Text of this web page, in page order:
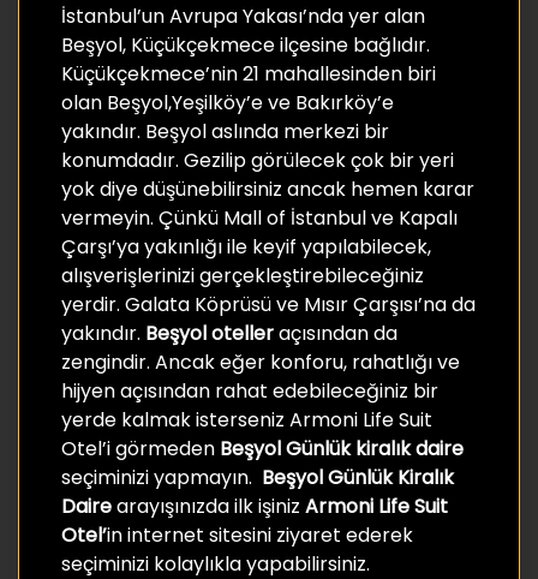
İstanbul’un Avrupa Yakası’nda yer alan
Beşyol, Küçükçekmece ilçesine bağlıdır.
Küçükçekmece’nin 21 mahallesinden biri
olan Beşyol,Yeşilköy’e ve Bakırköy’e
yakındır. Beşyol aslında merkezi bir
konumdadır. Gezilip görülecek çok bir yeri
yok diye düşünebilirsiniz ancak hemen karar
vermeyin. Çünkü Mall of İstanbul ve Kapalı
Çarşı’ya yakınlığı ile keyif yapılabilecek,
alışverişlerinizi gerçekleştirebileceğiniz
yerdir. Galata Köprüsü ve Mısır Çarşısı’na da
yakındır. Beşyol otelleraçısından da
zengindir. Ancak eğer konforu, rahatlığı ve
hijyen açısından rahat edebileceğiniz bir
yerde kalmak isterseniz Armoni Life Suit
Otel’i görmeden Beşyol Günlük kiralık daire
seçiminizi yapmayın. Beşyol Günlük Kiralık
Dairearayışınızda ilk işiniz Armoni Life Suit
Otel’in internet sitesini ziyaret ederek
seçiminizi kolaylıkla yapabilirsiniz.